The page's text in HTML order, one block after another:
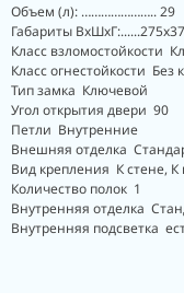
Объем (л): ………………….. 29
Габариты
Класс взломостойкости
Класс огнестойкости Без
Тип замка Ключевой
Угол открытия двери 90
Петли Внутренние
Внешняя отделка
Вид крепления К стене, К
Количество полок 1
Внутренняя отделка
Внутренняя подсветка